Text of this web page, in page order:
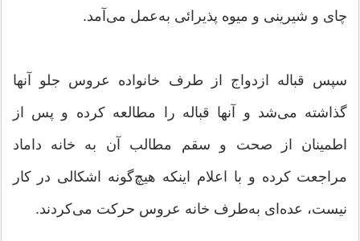
چاى و شیرینى و میوه پذیرائى به‌عمل مى‌آمد.
سپس قباله ازدواج از طرف خانواده عروس جلو آنها
گذاشته مى‌شد و آنها قباله را مطالعه کرده و پس از
اطمینان از صحت و سقم مطالب آن به خانه داماد
مراجعت کرده و با اعلام اینکه هیچ‌گونه اشکالى در کار
نیست، عده‌اى به‌طرف خانه عروس حرکت مى‌کردند.